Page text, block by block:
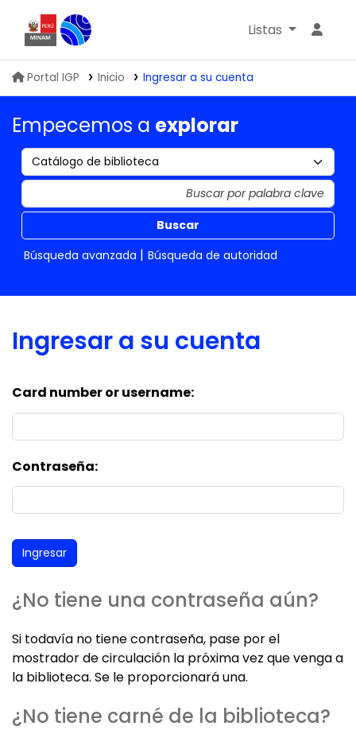
Biblioteca IGP
Listas
Portal IGP Inicio Ingresar a su cuenta
Empecemos a explorar
Buscar
Búsqueda avanzada
Búsqueda de autoridad
Ingresar a su cuenta
Card number or username:
Contraseña:
¿No tiene una contraseña aún?
Si todavía no tiene contraseña, pase por el
mostrador de circulación la próxima vez que venga a
la biblioteca. Se le proporcionará una.
¿No tiene carné de la biblioteca?